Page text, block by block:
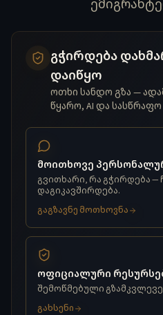
გჭირდება
დაიწყო
ოთხი სანდო გზა —
წყარო, AI და სასწრაფო
მოითხოვე
გვითხარი, რა გჭირდება —
დაგიკავშირდება.
გაგზავნე მოთხოვნა
ოფიციალური
შემოწმებული
გახსენი